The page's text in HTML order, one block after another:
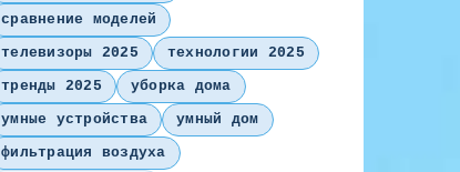
сравнение моделей
телевизоры 2025
технологии 2025
тренды 2025
уборка дома
умные устройства
умный дом
фильтрация воздуха